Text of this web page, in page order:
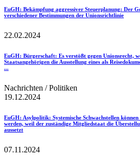
EuGH: Bekämpfung aggressiver Steuerplanung: Der
verschiedener Bestimmungen der Unionsrichtlinie
22.02.2024
EuGH: Bürgerschaft: Es verstößt gegen Unionsrecht,
Staatsangehörigen die Ausstellung eines als
...
Nachrichten / Politiken
19.12.2024
EuGH: Asylpolitik: Systemische Schwachstellen
werden, weil der zuständige Mitgliedstaat die
aussetzt
07.11.2024